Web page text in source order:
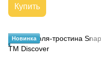
Купить
Новинка